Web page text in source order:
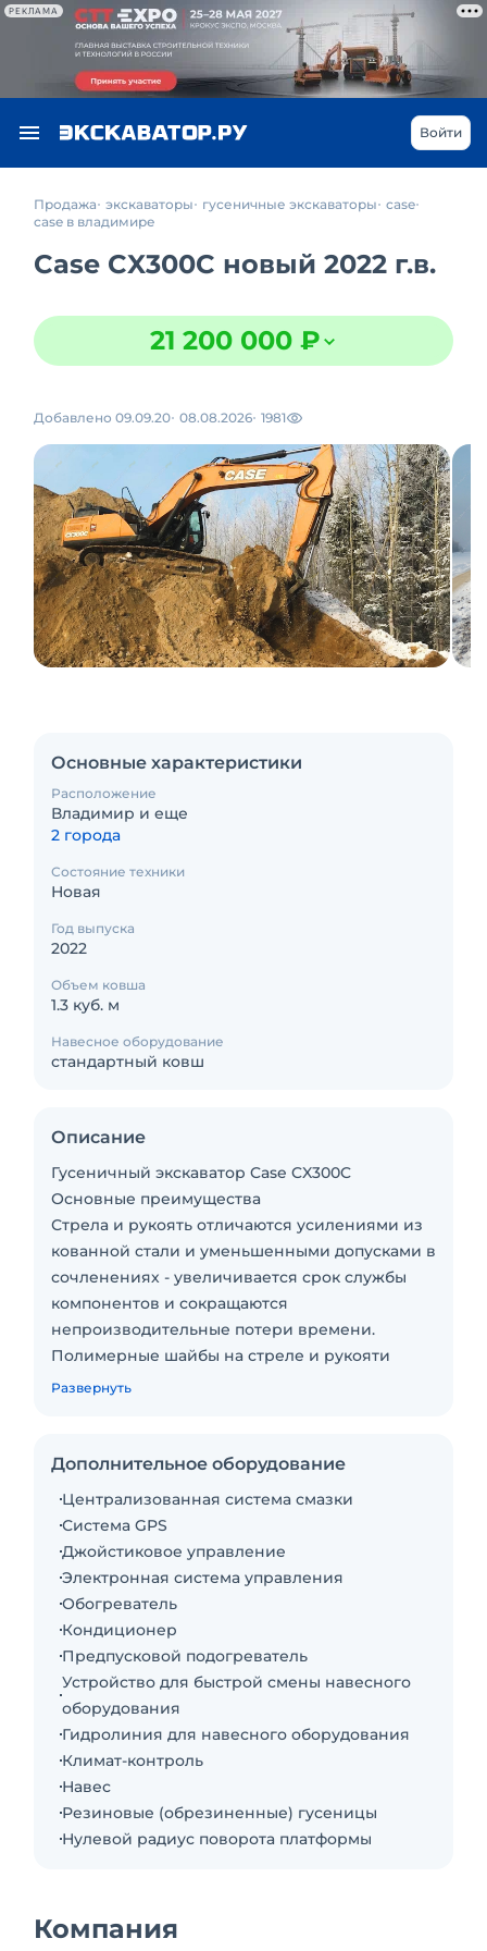
РЕКЛАМА
Войти
Продажа экскаваторы гусеничные экскаваторы case
case в владимире
Case CX300C новый 2022 г.в.
21 200 000 ₽
Добавлено 09.09.20 08.08.2026 1981
Основные характеристики
Расположение
Владимир и еще
2 города
Состояние техники
Новая
Год выпуска
2022
Объем ковша
1.3 куб. м
Навесное оборудование
стандартный ковш
Описание
Гусеничный экскаватор Case CX300C
Основные преимущества
Стрела и рукоять отличаются усилениями из
кованной стали и уменьшенными допусками в
сочленениях - увеличивается срок службы
компонентов и сокращаются
непроизводительные потери времени.
Полимерные шайбы на стреле и рукояти
уменьшают износ и увеличивают сервисные
уменьшает степень загрязнения системы -
увеличивается время жизни машины.
Рабочий вес: 29400 кг
Мощность: 202 кВт/271 л.с
Объем ковша:1.1 -1.3 м3
Максимальная глубина копания:7.58 м
Габаритная высота 3.07 м
Габаритная длина 10.47 м
Габаритная ширина (башмаки 600 мм)3.20 м
Глубина копания 7.44 м
Длина рукояти 3.6 м
2 года или 8000 моточасов.
- Комплексный поставщик (навесное
Развернуть
Дополнительное оборудование
Централизованная система смазки
Система GPS
Джойстиковое управление
Электронная система управления
Обогреватель
Кондиционер
Предпусковой подогреватель
Устройство для быстрой смены навесного
оборудования
Гидролиния для навесного оборудования
Климат-контроль
Навес
Резиновые (обрезиненные) гусеницы
Нулевой радиус поворота платформы
Компания